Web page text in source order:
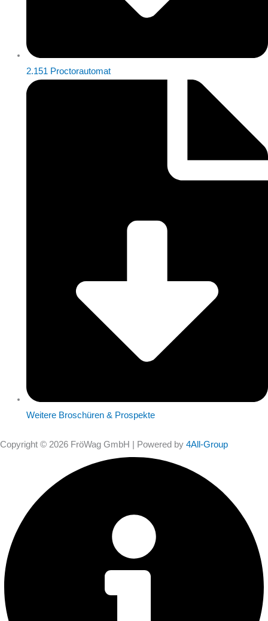
2.151 Proctorautomat
Weitere Broschüren & Prospekte
Copyright © 2026 FröWag GmbH | Powered by 4All-Group